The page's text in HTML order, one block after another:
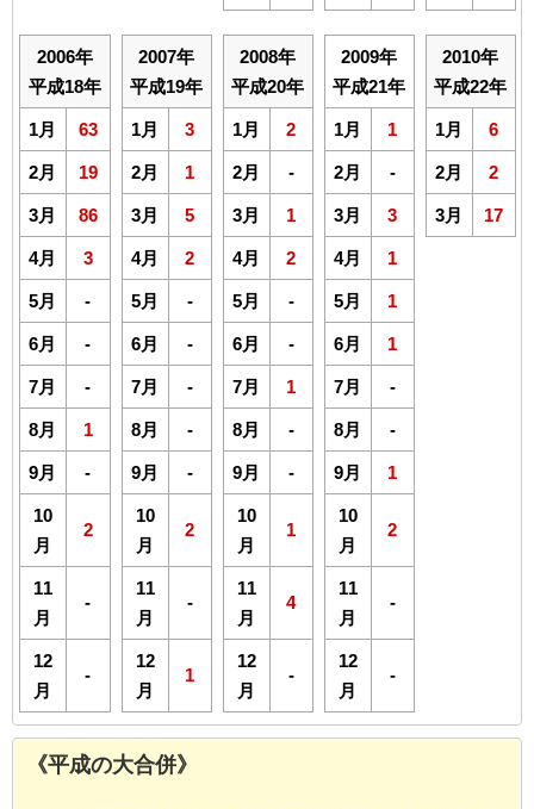
2006年
平成18年
1月 63
2月 19
3月 86
4月 3
5月 -
6月 -
7月 -
8月 1
9月 -
10
月
2
11
月
-
12
月
-
2007年
平成19年
1月 3
2月 1
3月 5
4月 2
5月 -
6月 -
7月 -
8月 -
9月 -
10
月
2
11
月
-
12
月
1
2008年
平成20年
1月 2
2月 -
3月 1
4月 2
5月 -
6月 -
7月 1
8月 -
9月 -
10
月
1
11
月
4
12
月
-
2009年
平成21年
1月 1
2月 -
3月 3
4月 1
5月 1
6月 1
7月 -
8月 -
9月 1
10
月
2
11
月
-
12
月
-
2010年
平成22年
1月 6
2月 2
3月 17
《平成の大合併》